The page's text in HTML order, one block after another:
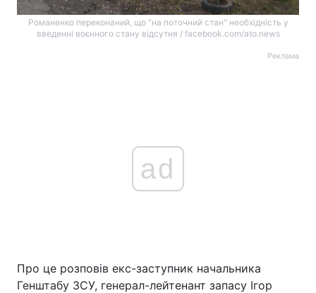
Романенко переконаний, що "на поточний стан" необхідність у
введенні воєнного стану відсутня / facebook.com/ato.news
Реклама
ad
Про це розповів екс-заступник начальника
Генштабу ЗСУ, генерал-лейтенант запасу Ігор